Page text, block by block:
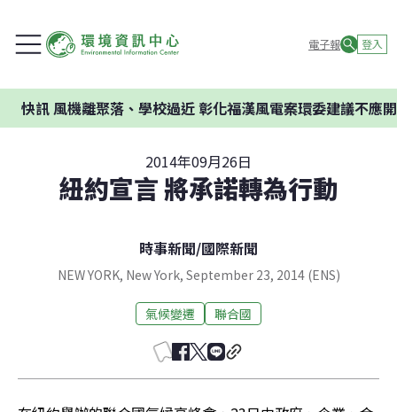
電子報 登入
離聚落、學校過近 彰化福漢風電案環委建議不應開發
2014年09月26日
紐約宣言 將承諾轉為行動
時事新聞/國際新聞
NEW YORK, New York, September 23, 2014 (ENS)
氣候變遷 聯合國